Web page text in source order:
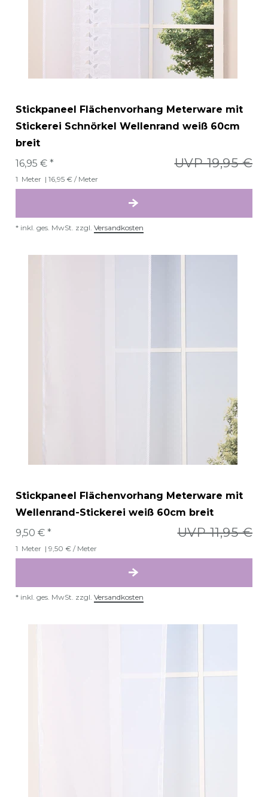
Stickpaneel Flächenvorhang Meterware mit
Stickerei Schnörkel Wellenrand weiß 60cm
breit
UVP 19,95 €
16,95 € *
1 Meter | 16,95 € / Meter
* inkl. ges. MwSt. zzgl. Versandkosten
Stickpaneel Flächenvorhang Meterware mit
Wellenrand-Stickerei weiß 60cm breit
UVP 11,95 €
9,50 € *
1 Meter | 9,50 € / Meter
* inkl. ges. MwSt. zzgl. Versandkosten